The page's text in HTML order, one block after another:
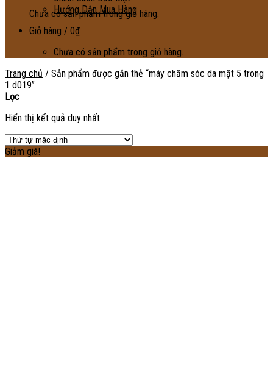
Chưa có sản phẩm trong giỏ hàng.
Hướng Dẫn Mua Hàng
Giỏ hàng / 0₫
Chưa có sản phẩm trong giỏ hàng.
Trang chủ / Sản phẩm được gắn thẻ “máy chăm sóc da mặt 5 trong
1 d019”
Lọc
Hiển thị kết quả duy nhất
Giảm giá!